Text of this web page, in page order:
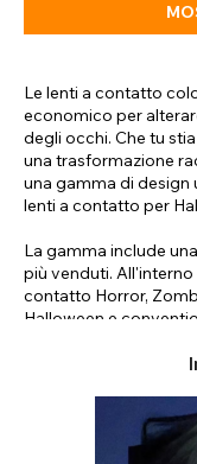
Le lenti a contatto
economico per
degli occhi. Che tu
una trasformazione
una gamma di design
lenti a contatto per
La gamma include
più venduti.
contatto Horror,
Halloween e
Disponiamo anche di
look naturale
desidera un paio di
Eye per un tocco di